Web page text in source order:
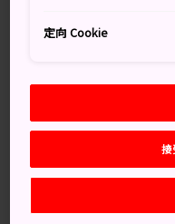
萬勿錯過：
秋月城跡的小神
秋月的中央大道
在古處山進行半
定向 Cookie